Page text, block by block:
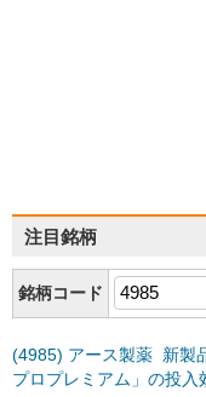
注目銘柄
銘柄コード
(4985) アース製薬 新製
プロプレミアム」の投入